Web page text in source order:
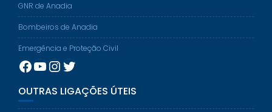
GNR de Anadia
Bombeiros de Anadia
Emergência e Proteção Civil
Facebook
YouTube
Instagram
Twitter
OUTRAS LIGAÇÕES ÚTEIS